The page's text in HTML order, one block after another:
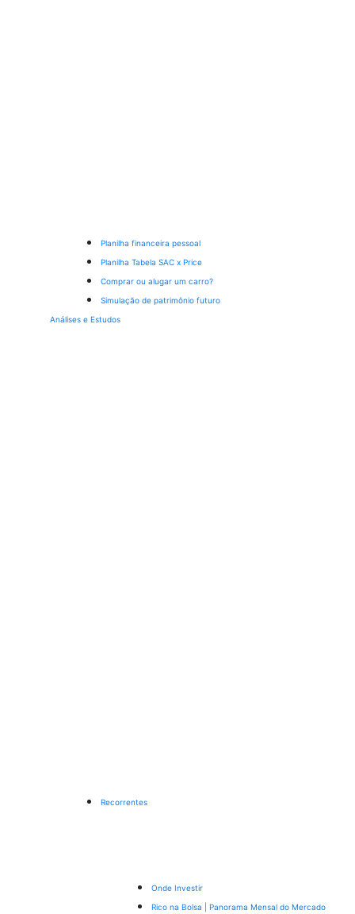
Planilha financeira pessoal
Planilha Tabela SAC x Price
Comprar ou alugar um carro?
Simulação de patrimônio futuro
Análises e Estudos
Recorrentes
Onde Investir
Rico na Bolsa | Panorama Mensal do Mercado